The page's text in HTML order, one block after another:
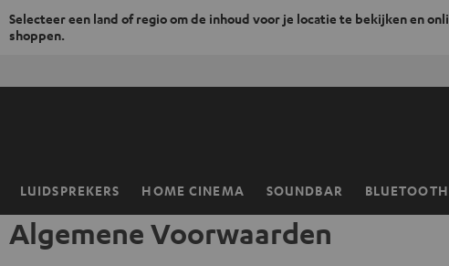
Selecteer een land of regio om de inhoud voor je locatie te bekijken en
shoppen.
LUIDSPREKERS HOME CINEMA SOUNDBAR BLUETOOTH
Home
Algemene Voorwaarden